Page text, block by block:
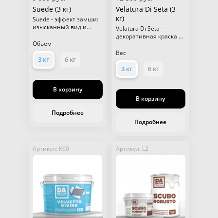
Suede (3 кг)
Suede - эффект замши:
изысканный вид и
поверхностей.
Обьем
3 кг 6 кг
В корзину
Подробнее
Velatura Di Seta (3
кг)
Velatura Di Seta —
декоративная краска с
прожилок для
благородной отделки
стен и потолков.
Вес
3 кг 6 кг
В корзину
Подробнее
Артикул: K60 Артикул: L2